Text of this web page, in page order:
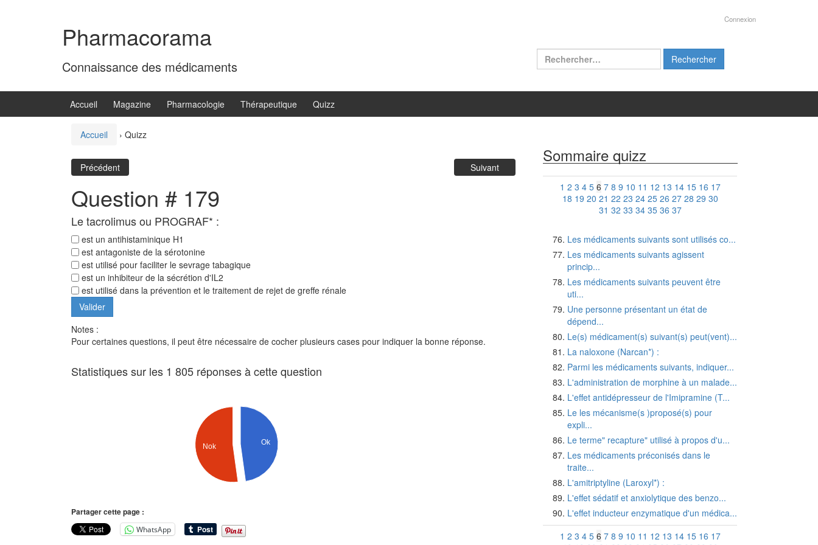
Pharmacorama
Connaissance des médicaments
Connexion
Rechercher :
Accueil Magazine Pharmacologie Thérapeutique Quizz
Accueil › Quizz
Précédent Suivant
Question # 179
Le tacrolimus ou PROGRAF* :
est un antihistaminique H1
est antagoniste de la sérotonine
est utilisé pour faciliter le sevrage tabagique
est un inhibiteur de la sécrétion d'IL2
est utilisé dans la prévention et le traitement de rejet de greffe rénale
Notes :
Pour certaines questions, il peut être nécessaire de cocher plusieurs cases pour indiquer la bonne réponse.
Statistiques sur les 1 805 réponses à cette question
Ok
Nok
Partager cette page :
WhatsApp
Sommaire quizz
1 2 3 4 5 6 7 8 9 10 11 12 13 14 15 16 17
18 19 20 21 22 23 24 25 26 27 28 29 30
31 32 33 34 35 36 37
Les médicaments suivants sont utilisés co...
Les médicaments suivants agissent
princip...
Les médicaments suivants peuvent être
uti...
Une personne présentant un état de
dépend...
Le(s) médicament(s) suivant(s) peut(vent)...
La naloxone (Narcan*) :
Parmi les médicaments suivants, indiquer...
L'administration de morphine à un malade...
L'effet antidépresseur de l'Imipramine (T...
Le les mécanisme(s )proposé(s) pour
expli...
Le terme" recapture" utilisé à propos d'u...
Les médicaments préconisés dans le
traite...
L'amitriptyline (Laroxyl*) :
L'effet sédatif et anxiolytique des benzo...
L'effet inducteur enzymatique d'un médica...
1 2 3 4 5 6 7 8 9 10 11 12 13 14 15 16 17